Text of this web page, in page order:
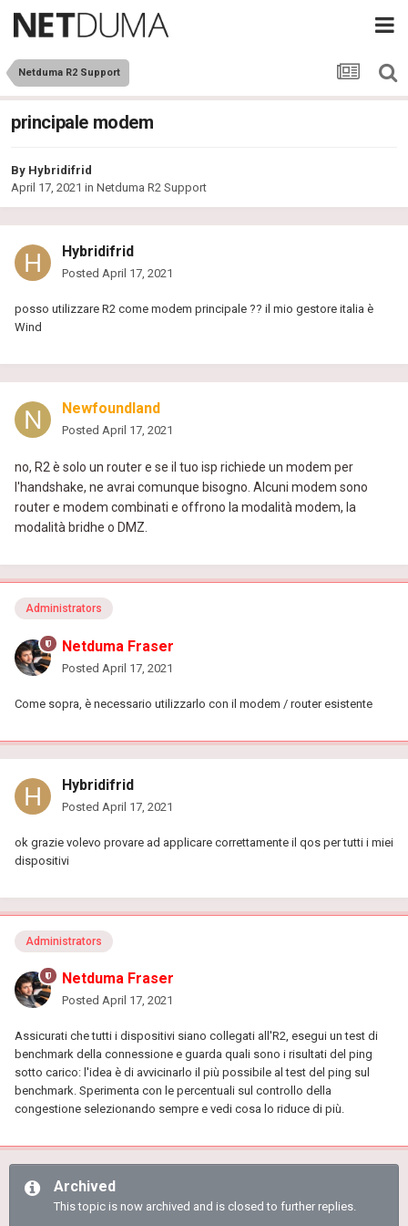
Netduma R2 Support
principale modem
By Hybridifrid
April 17, 2021 in Netduma R2 Support
Hybridifrid
Posted April 17, 2021
posso utilizzare R2 come modem principale ?? il mio gestore italia è
Wind
Newfoundland
Posted April 17, 2021
no, R2 è solo un router e se il tuo isp richiede un modem per
l'handshake, ne avrai comunque bisogno. Alcuni modem sono
router e modem combinati e offrono la modalità modem, la
modalità bridhe o DMZ.
Administrators
Netduma Fraser
Posted April 17, 2021
Come sopra, è necessario utilizzarlo con il modem / router esistente
Hybridifrid
Posted April 17, 2021
ok grazie volevo provare ad applicare correttamente il qos per tutti i miei
dispositivi
Administrators
Netduma Fraser
Posted April 17, 2021
Assicurati che tutti i dispositivi siano collegati all'R2, esegui un test di
benchmark della connessione e guarda quali sono i risultati del ping
sotto carico: l'idea è di avvicinarlo il più possibile al test del ping sul
benchmark. Sperimenta con le percentuali sul controllo della
congestione selezionando sempre e vedi cosa lo riduce di più.
Archived
This topic is now archived and is closed to further replies.